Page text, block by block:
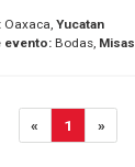
Oaxaca, Yucatan
evento:Bodas, Misas
« 1 »